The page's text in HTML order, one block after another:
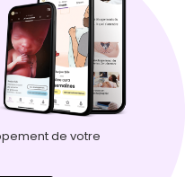
de votre